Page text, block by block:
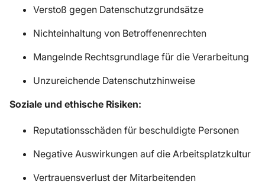
Verstoß gegen Datenschutzgrundsätze
Nichteinhaltung von Betroffenenrechten
Mangelnde Rechtsgrundlage für die Verarbeitung
Unzureichende Datenschutzhinweise
Soziale und ethische Risiken:
Reputationsschäden für beschuldigte Personen
Negative Auswirkungen auf die Arbeitsplatzkultur
Vertrauensverlust der Mitarbeitenden